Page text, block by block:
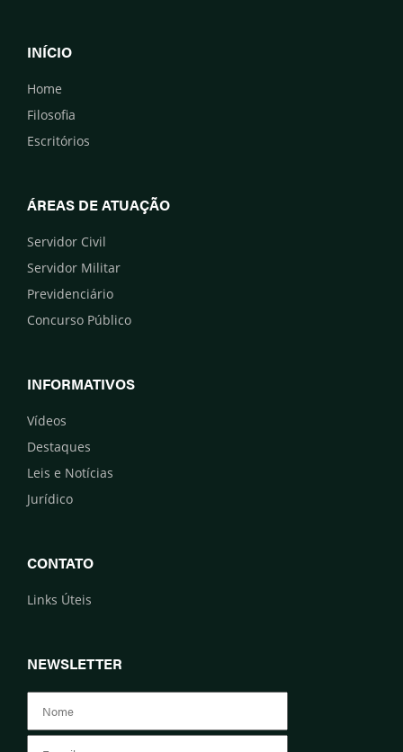
INÍCIO
Home
Filosofia
Escritórios
ÁREAS DE ATUAÇÃO
Servidor Civil
Servidor Militar
Previdenciário
Concurso Público
INFORMATIVOS
Vídeos
Destaques
Leis e Notícias
Jurídico
CONTATO
Links Úteis
NEWSLETTER